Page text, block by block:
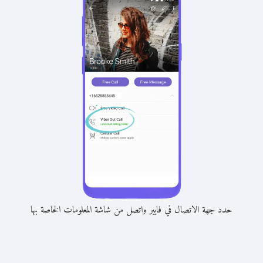
حدد جهة الاتصال في فايبر واتصل من شاشة المعلومات الخاصة بها